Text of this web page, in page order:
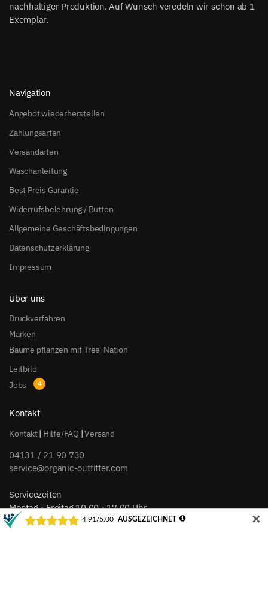
nachhaltiger Produktion. Auf Wunsch veredeln wir schon ab 1
Exemplar.
Navigation
Angebot wiederherstellen
Zahlungsarten
Versandarten
Waschanleitung
Best Preis Garantie
Widerrufsbelehrung / Button
Allgemeine Geschäftsbedingungen
Datenschutzerklärung
Impressum
Über uns
Druckverfahren
Marken
Bäume pflanzen mit Tree-Nation
Leitbild
Jobs
Kontakt
Kontakt| Hilfe/FAQ |Versand
04131 / 21 90 730
service@organic-outfitter.com
Servicezeiten
Montag - Freitag 10.00 - 17.00 Uhr
✕